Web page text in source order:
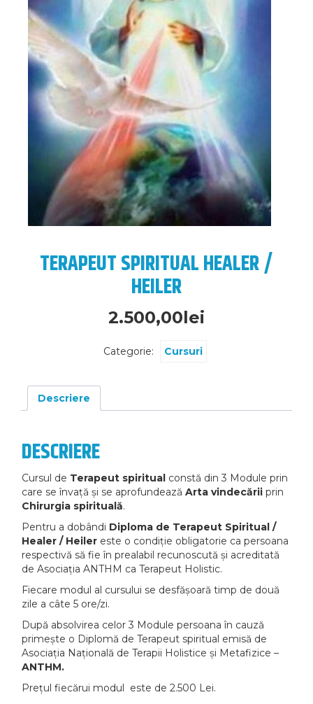
TERAPEUT SPIRITUAL HEALER /
HEILER
2.500,00lei
Categorie: Cursuri
Descriere
DESCRIERE
Cursul de Terapeut spiritual constă din 3 Module prin
care se învață și se aprofundează Arta vindecării prin
Chirurgia spirituală.
Pentru a dobândi Diploma de Terapeut Spiritual /
Healer / Heiler este o condiție obligatorie ca persoana
respectivă să fie în prealabil recunoscută și acreditată
de Asociația ANTHM ca Terapeut Holistic.
Fiecare modul al cursului se desfășoară timp de două
zile a câte 5 ore/zi.
După absolvirea celor 3 Module persoana în cauză
primește o Diplomă de Terapeut spiritual emisă de
Asociația Națională de Terapii Holistice și Metafizice –
ANTHM.
Prețul fiecărui modul este de 2.500 Lei.